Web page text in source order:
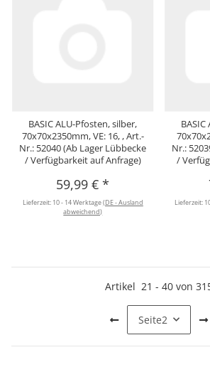
BASIC ALU-Pfosten, silber,
70x70x2350mm, VE: 16, , Art.-
Nr.: 52040 (Ab Lager Lübbecke
/ Verfügbarkeit auf Anfrage)
59,99 €*
Lieferzeit: 10 - 14 Werktage(DE - Ausland
abweichend)
Nr.:
/
Lieferzeit:
Artikel 21 - 40 von
Seite2